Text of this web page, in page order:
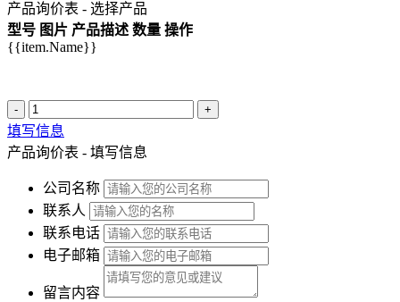
产品询价表 - 选择产品
型号 图片 产品描述 数量 操作
{{item.Name}}
- +
填写信息
产品询价表 - 填写信息
公司名称
联系人
联系电话
电子邮箱
留言内容